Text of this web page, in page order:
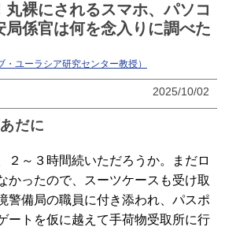
丸裸にされるスマホ、パソコ
係官は何を念入りに調べた
・ユーラシア研究センター教授）
2025/10/02
だに
～３時間続いただろうか。まだロ
かったので、スーツケースも受け取
警備局の職員に付き添われ、パスポ
ートを仮に越えて手荷物受取所に行